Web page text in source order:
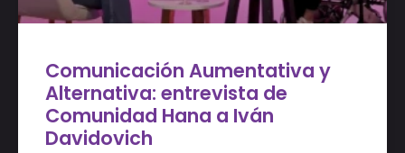
Comunicación Aumentativa y
Alternativa: entrevista de
Comunidad Hana a Iván
Davidovich